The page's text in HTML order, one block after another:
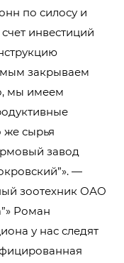
по силосу и
инвестиций
закрываем
мы имеем
же сырья
завод
—
зоотехник ОАО
Роман
у нас следят